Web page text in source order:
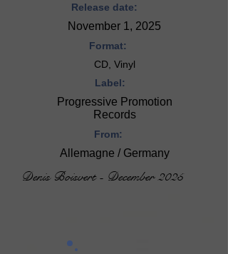
Release date:
November 1, 2025
Format:
CD, Vinyl
Label:
Progressive Promotion
Records
From:
Allemagne / Germany
Denis Boisvert - December 2025